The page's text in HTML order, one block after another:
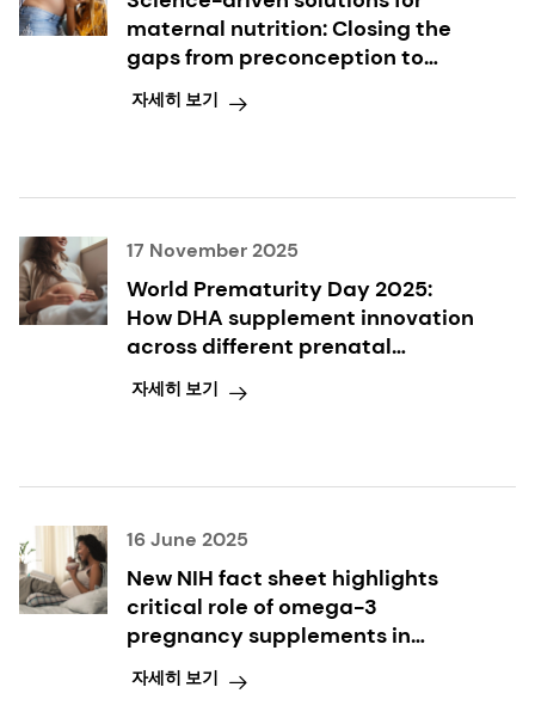
maternal nutrition: Closing the
gaps from preconception to
postpartum
자세히 보기
17 November 2025
World Prematurity Day 2025:
How DHA supplement innovation
across different prenatal
formats supports expectant
mothers and their babies
자세히 보기
16 June 2025
New NIH fact sheet highlights
critical role of omega-3
pregnancy supplements in
reducing preterm birth
자세히 보기